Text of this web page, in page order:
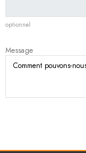
optionnel
Message